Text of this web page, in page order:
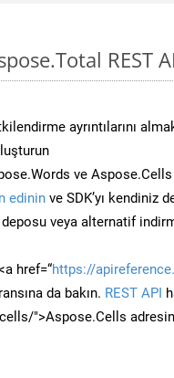
REST
ayrıntılarını
ve Aspose.Cells
edinin ve SDK’yı kendiniz
deposu veya alternatif
href=“https://
da bakın. REST API
">Aspose.Cells